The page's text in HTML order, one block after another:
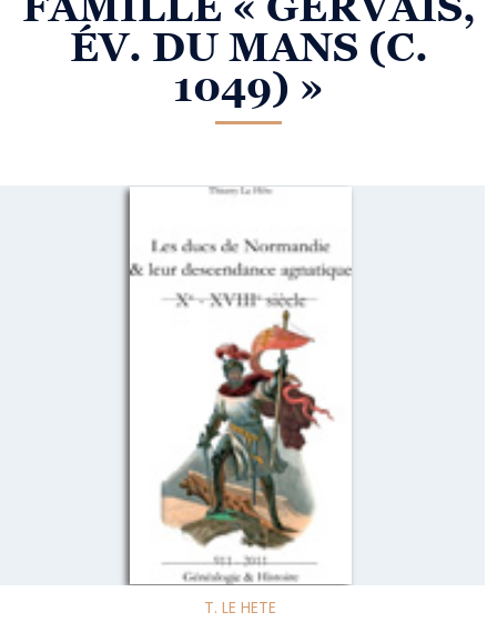
ÉV. DU MANS (C.
1049) »
T. LE HETE